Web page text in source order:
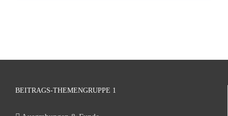
BEITRAGS-THEMENGRUPPE 1